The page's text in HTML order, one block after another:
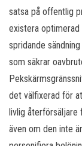
satsa på offentlig
existera
spridande
som säkrar
det välfixerad för
livlig återförsäljare
även om den inte